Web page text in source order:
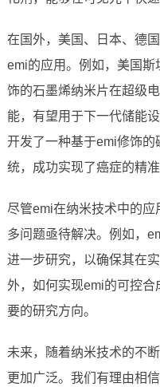
在国外，美国、日本、德
emi的应用。例如，美国
饰的石墨烯纳米片在超级
能，有望用于下一代储能
开发了一种基于emi修饰
统，成功实现了癌症的精准
尽管emi在纳米技术中的
多问题亟待解决。例如，
进一步研究，以确保其在
外，如何实现emi的可控
要的研究方向。
未来，随着纳米技术的不
更加广泛。我们有理由相